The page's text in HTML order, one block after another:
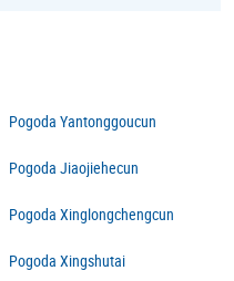
Pogoda Yantonggoucun
Pogoda Jiaojiehecun
Pogoda Xinglongchengcun
Pogoda Xingshutai